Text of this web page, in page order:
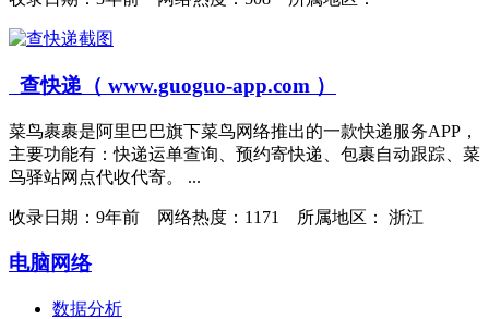
查快递（ www.guoguo-app.com ）
菜鸟裹裹是阿里巴巴旗下菜鸟网络推出的一款快递服务APP，
主要功能有：快递运单查询、预约寄快递、包裹自动跟踪、菜
鸟驿站网点代收代寄。 ...
收录日期： 9年前 网络热度：1171 所属地区： 浙江
电脑网络
数据分析